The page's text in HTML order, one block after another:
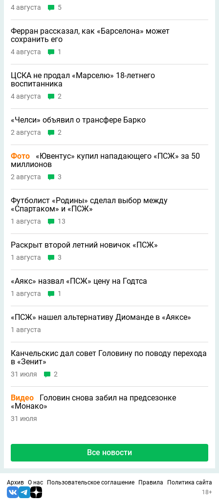
4 августа 5
Ферран рассказал, как «Барселона» может
сохранить его
4 августа 1
ЦСКА не продал «Марселю» 18-летнего
воспитанника
4 августа 2
«Челси» объявил о трансфере Барко
2 августа 2
Фото
«Ювентус» купил нападающего «ПСЖ» за 50
миллионов
2 августа 3
Футболист «Родины» сделал выбор между
«Спартаком» и «ПСЖ»
1 августа 13
Раскрыт второй летний новичок «ПСЖ»
1 августа 3
«Аякс» назвал «ПСЖ» цену на Годтса
1 августа 1
«ПСЖ» нашел альтернативу Диоманде в «Аяксе»
1 августа
Канчельскис дал совет Головину по поводу перехода
в «Зенит»
31 июля 2
Видео
Головин снова забил на предсезонке
«Монако»
31 июля
Все новости
Архив О нас Пользовательское соглашение Правила
Политика сайта
18+